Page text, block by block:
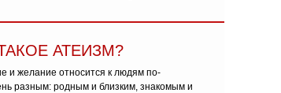
АТЕИЗМ?
и желание относится к людям по-
разным: родным и близким, знакомым и